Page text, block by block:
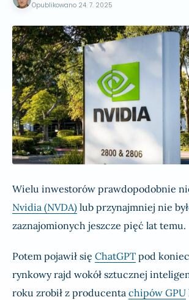
Opublikowano 24. 7. 2025
Wielu inwestorów prawdopodobnie nie
Nvidia (NVDA) lub przynajmniej nie
zaznajomionych jeszcze pięć lat temu.
Potem pojawił się ChatGPT pod
rynkowy rajd wokół sztucznej
roku zrobił z producenta chipów GPU